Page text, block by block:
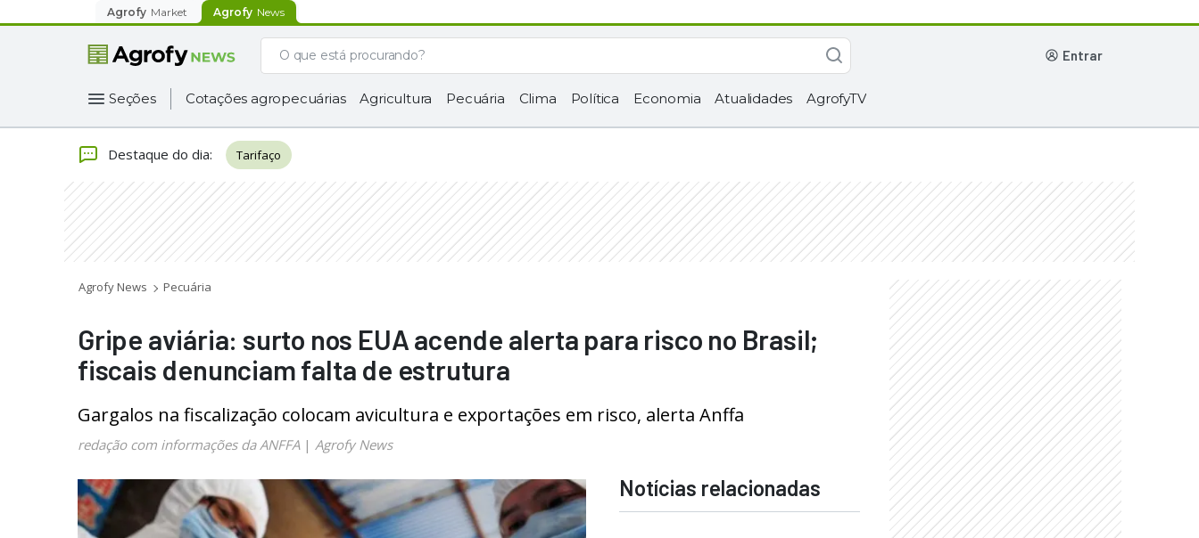
Agrofy Market Agrofy News
entrar
Seções Cotações agropecuárias Agricultura Pecuária Clima Política Economia Atualidades AgrofyTV
Destaque do dia: Tarifaço
Agrofy News Pecuária
Gripe aviária: surto nos EUA acende alerta para risco no Brasil;
fiscais denunciam falta de estrutura
Gargalos na fiscalização colocam avicultura e exportações em risco, alerta Anffa
redação com informações da ANFFA| Agrofy News
Notícias relacionadas